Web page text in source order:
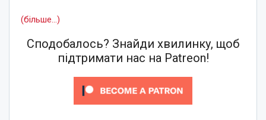
(більше…)
Сподобалось? Знайди хвилинку, щоб
підтримати нас на Patreon!